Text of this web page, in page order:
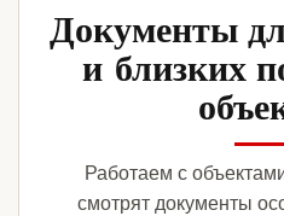
Документы
и близких
Работаем с
смотрят документы